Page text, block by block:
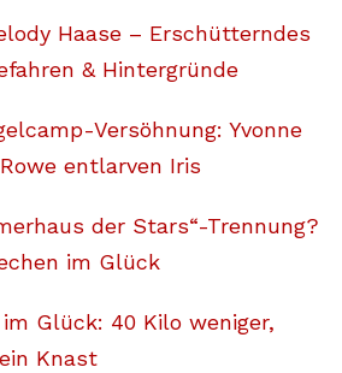
Haase – Erschütterndes
& Hintergründe
Versöhnung: Yvonne
entlarven Iris
der Stars“-Trennung?
im Glück
Glück: 40 Kilo weniger,
Knast